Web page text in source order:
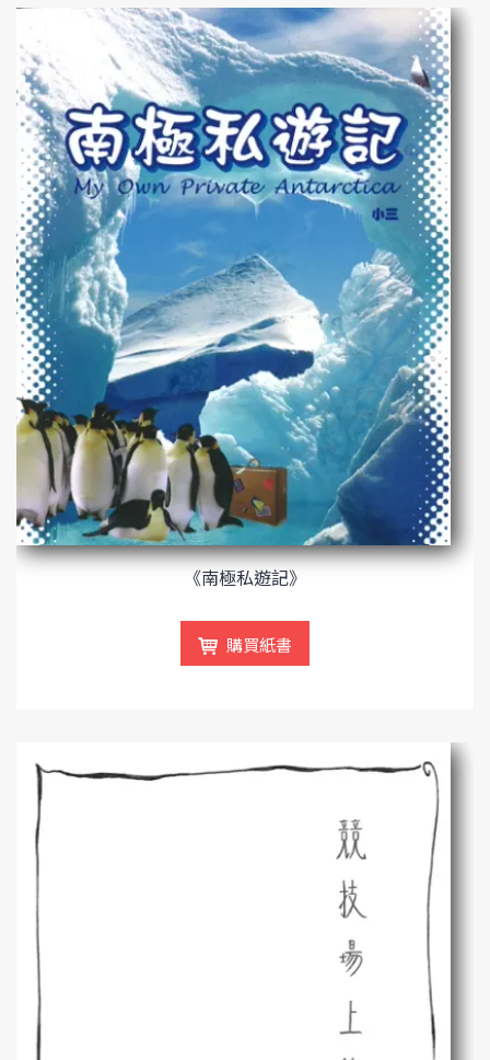
《南極私遊記》
購買紙書